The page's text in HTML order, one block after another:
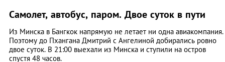
Самолет, автобус, паром. Двое суток в пути
Из Минска в Бангкок напрямую не летает ни одна авиакомпания.
Поэтому до Пхангана Дмитрий с Ангелиной добирались ровно
двое суток. В 21:00 выехали из Минска и ступили на остров
спустя 48 часов.